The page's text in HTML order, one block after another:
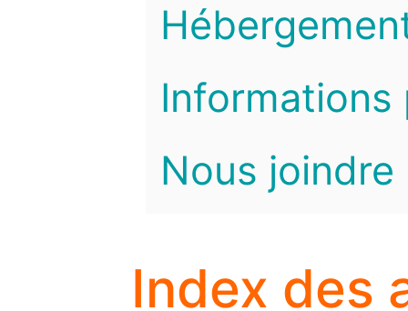
Informations
Nous joindre
Index des